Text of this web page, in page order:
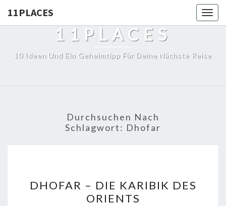
11PLACES
11PLACES
10 Ideen Und Ein Geheimtipp Für Deine Nächste Reise
Durchsuchen Nach
Schlagwort: Dhofar
DHOFAR – DIE KARIBIK DES
ORIENTS